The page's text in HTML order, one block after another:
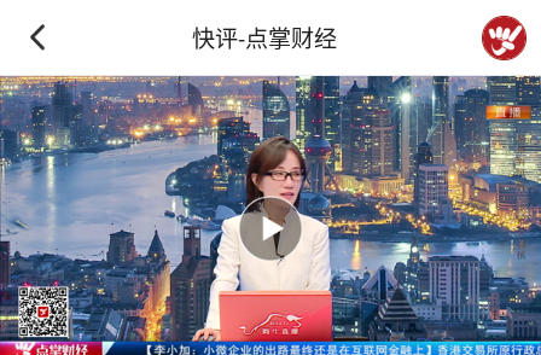
快评-点掌财经